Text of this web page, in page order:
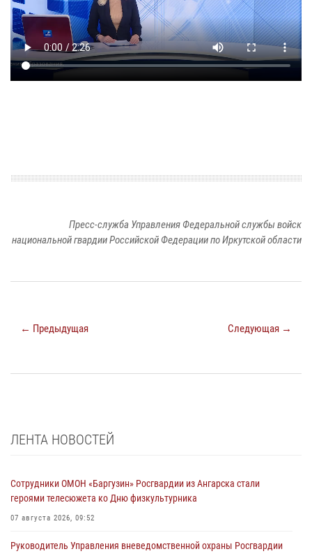
Пресс-служба Управления Федеральной службы войск
национальной гвардии Российской Федерации по Иркутской области
← Предыдущая Следующая →
ЛЕНТА НОВОСТЕЙ
Сотрудники ОМОН «Баргузин» Росгвардии из Ангарска стали
героями телесюжета ко Дню физкультурника
07 августа 2026, 09:52
Руководитель Управления вневедомственной охраны Росгвардии